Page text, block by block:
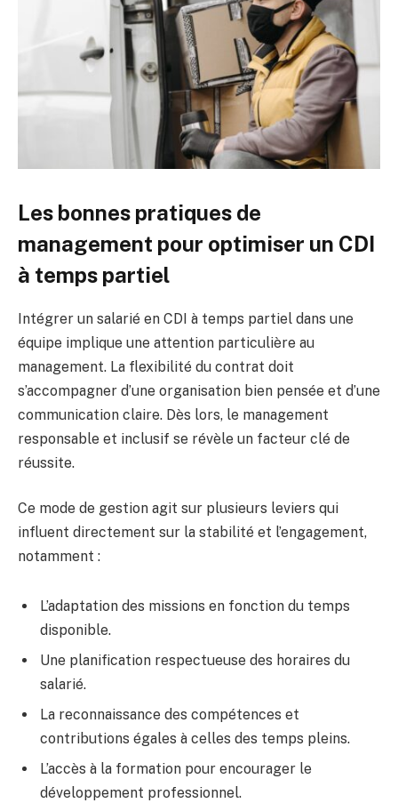
Les bonnes pratiques de
management pour optimiser un CDI
à temps partiel
Intégrer un salarié en CDI à temps partiel dans une
équipe implique une attention particulière au
management. La flexibilité du contrat doit
s’accompagner d’une organisation bien pensée et d’une
communication claire. Dès lors, le management
responsable et inclusif se révèle un facteur clé de
réussite.
Ce mode de gestion agit sur plusieurs leviers qui
influent directement sur la stabilité et l’engagement,
notamment :
L’adaptation des missions en fonction du temps
disponible.
Une planification respectueuse des horaires du
salarié.
La reconnaissance des compétences et
contributions égales à celles des temps pleins.
L’accès à la formation pour encourager le
développement professionnel.